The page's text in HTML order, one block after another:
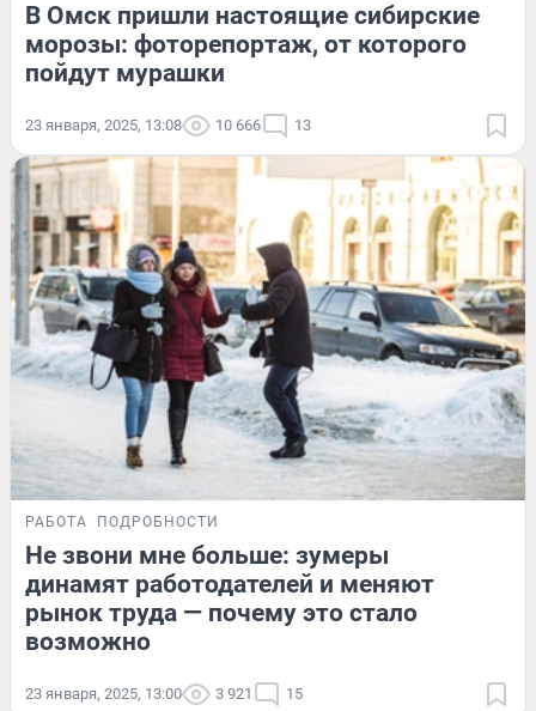
В Омск пришли настоящие сибирские
морозы: фоторепортаж, от которого
пойдут мурашки
23 января, 2025, 13:08 10 666 13
РАБОТА ПОДРОБНОСТИ
Не звони мне больше: зумеры
динамят работодателей и меняют
рынок труда — почему это стало
возможно
23 января, 2025, 13:00 3 921 15